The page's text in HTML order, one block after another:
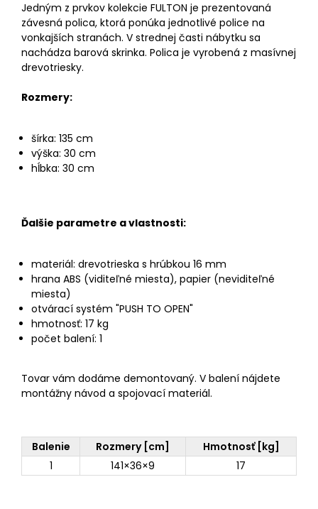
Jedným z prvkov kolekcie FULTON je prezentovaná
závesná polica, ktorá ponúka jednotlivé police na
vonkajších stranách. V strednej časti nábytku sa
nachádza barová skrinka. Polica je vyrobená z masívnej
drevotriesky.
Rozmery:
šírka: 135 cm
výška: 30 cm
hĺbka: 30 cm
Ďalšie parametre a vlastnosti:
materiál: drevotrieska s hrúbkou 16 mm
hrana ABS (viditeľné miesta), papier (neviditeľné
miesta)
otvárací systém "PUSH TO OPEN"
hmotnosť: 17 kg
počet balení: 1
Tovar vám dodáme demontovaný. V balení nájdete
montážny návod a spojovací materiál.
Balenie Rozmery [cm]
Hmotnosť [kg]
1
141×36×9 17